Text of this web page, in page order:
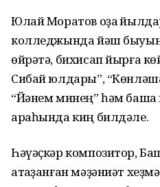
Юлай Моратов оҙаҡ
колледжында йәш
өйрәтә, бихисап йырға
Сибай юлдары”,
“Йәнем минең” һәм
араһында киң билдәле.
Һәүәҫкәр композитор,
атҡаҙанған мәҙәниәт